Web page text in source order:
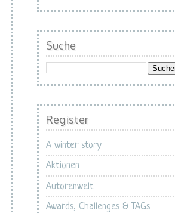
Suche
Register
A winter story
Aktionen
Autorenwelt
Awards, Challenges & TAGs